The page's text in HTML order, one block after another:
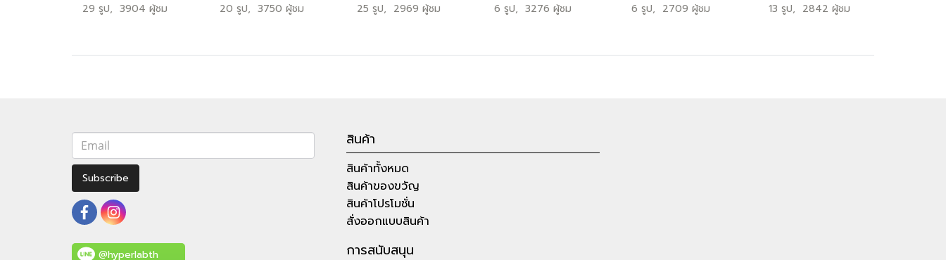
29 รูป, 3904 ผู้ชม 20 รูป, 3750 ผู้ชม 25 รูป, 2969 ผู้ชม 6 รูป, 3276 ผู้ชม 6 รูป, 2709 ผู้ชม 13 รูป, 2842 ผู้ชม
Subscribe
@hyperlabth
สินค้า
สินค้าทั้งหมด
สินค้าของขวัญ
สินค้าโปรโมชั่น
สั่งออกแบบสินค้า
การสนับสนุน